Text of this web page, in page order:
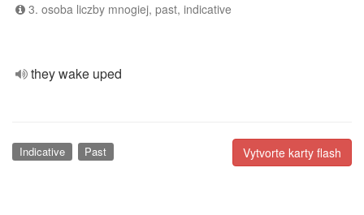
3. osoba liczby mnogiej, past, indicative
they wake uped
Vytvorte karty flash
Indicative Past